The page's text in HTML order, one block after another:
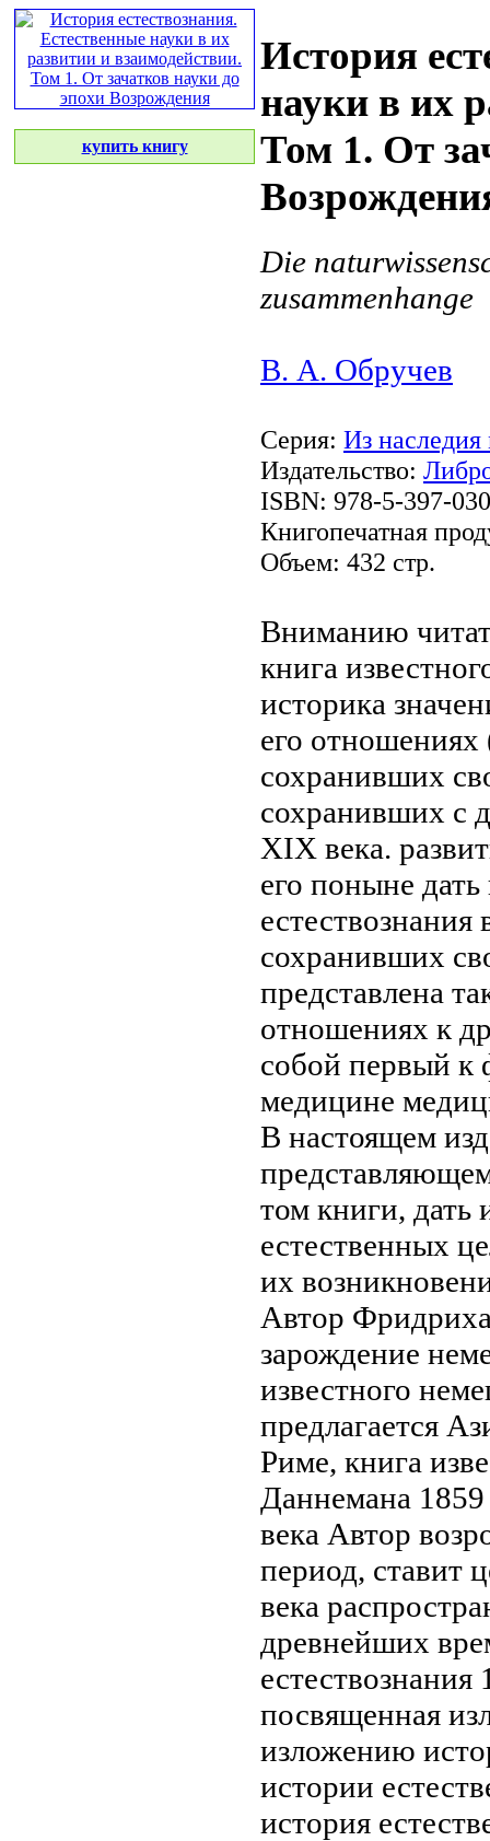
купить книгу
История
науки в их
Том 1. От
Die
zusammenhange
В. А. Обручев
Серия: Из
Издательство:
ISBN: 978-5-397-
Книгопечатная
Объем: 432 стр.
Вниманию
книга
историка
его отношениях
сохранивших
сохранивших с
XIX века.
его поныне
естествознания
сохранивших
представлена
отношениях к
собой первый к
медицине
В настоящем
том книги, дать
естественных
их
Автор
зарождение
известного
предлагается
Риме, книга
Даннемана 1859
века Автор
период, ставит
века
древнейших
естествознания
посвященная
изложению
истории
история